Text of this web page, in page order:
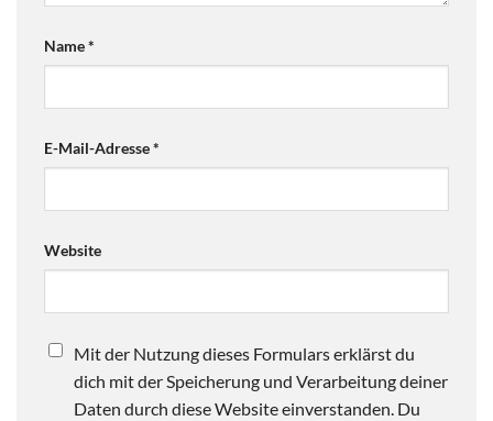
Name*
E-Mail-Adresse*
Website
Mit der Nutzung dieses Formulars erklärst du
dich mit der Speicherung und Verarbeitung deiner
Daten durch diese Website einverstanden. Du